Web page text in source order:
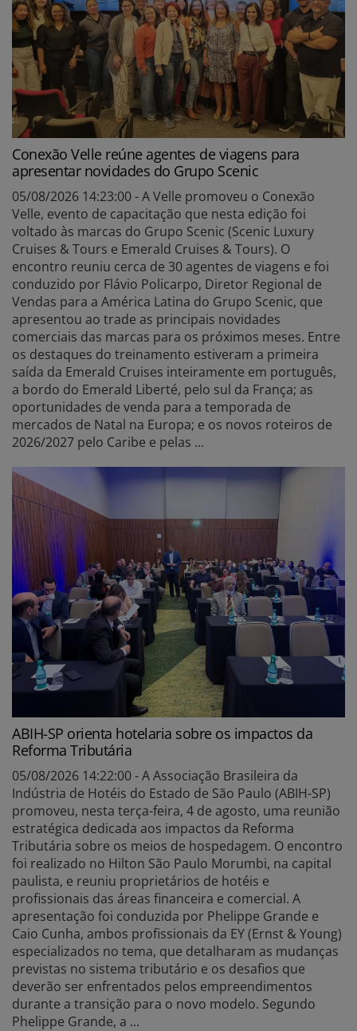
Conexão Velle reúne agentes de viagens para
apresentar novidades do Grupo Scenic
05/08/2026 14:23:00 - A Velle promoveu o Conexão
Velle, evento de capacitação que nesta edição foi
voltado às marcas do Grupo Scenic (Scenic Luxury
Cruises & Tours e Emerald Cruises & Tours). O
encontro reuniu cerca de 30 agentes de viagens e foi
conduzido por Flávio Policarpo, Diretor Regional de
Vendas para a América Latina do Grupo Scenic, que
apresentou ao trade as principais novidades
comerciais das marcas para os próximos meses. Entre
os destaques do treinamento estiveram a primeira
saída da Emerald Cruises inteiramente em português,
a bordo do Emerald Liberté, pelo sul da França; as
oportunidades de venda para a temporada de
mercados de Natal na Europa; e os novos roteiros de
2026/2027 pelo Caribe e pelas ...
ABIH-SP orienta hotelaria sobre os impactos da
Reforma Tributária
05/08/2026 14:22:00 - A Associação Brasileira da
Indústria de Hotéis do Estado de São Paulo (ABIH-SP)
promoveu, nesta terça-feira, 4 de agosto, uma reunião
estratégica dedicada aos impactos da Reforma
Tributária sobre os meios de hospedagem. O encontro
foi realizado no Hilton São Paulo Morumbi, na capital
paulista, e reuniu proprietários de hotéis e
profissionais das áreas financeira e comercial. A
apresentação foi conduzida por Phelippe Grande e
Caio Cunha, ambos profissionais da EY (Ernst & Young)
especializados no tema, que detalharam as mudanças
previstas no sistema tributário e os desafios que
deverão ser enfrentados pelos empreendimentos
durante a transição para o novo modelo. Segundo
Phelippe Grande, a ...